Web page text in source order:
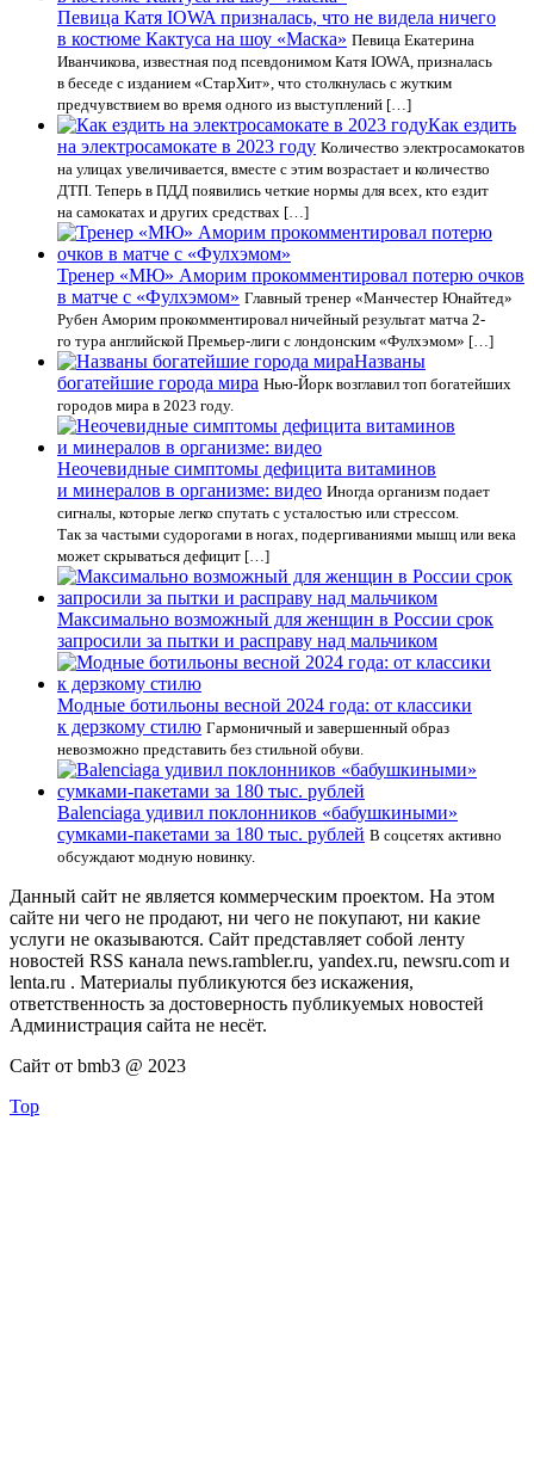
Певица Катя IOWA призналась, что не видела ничего
в костюме Кактуса на шоу «Маска» Певица Екатерина
Иванчикова, известная под псевдонимом Катя IOWA, призналась
в беседе с изданием «СтарХит», что столкнулась с жутким
предчувствием во время одного из выступлений […]
Как ездить
на электросамокате в 2023 году Количество электросамокатов
на улицах увеличивается, вместе с этим возрастает и количество
ДТП. Теперь в ПДД появились четкие нормы для всех, кто ездит
на самокатах и других средствах […]
Тренер «МЮ» Аморим прокомментировал потерю очков
в матче с «Фулхэмом» Главный тренер «Манчестер Юнайтед»
Рубен Аморим прокомментировал ничейный результат матча 2-
го тура английской Премьер-лиги с лондонским «Фулхэмом» […]
Названы
богатейшие города мира Нью-Йорк возглавил топ богатейших
городов мира в 2023 году.
Неочевидные симптомы дефицита витаминов
и минералов в организме: видео Иногда организм подает
сигналы, которые легко спутать с усталостью или стрессом.
Так за частыми судорогами в ногах, подергиваниями мышц или века
может скрываться дефицит […]
Максимально возможный для женщин в России срок
запросили за пытки и расправу над мальчиком
Модные ботильоны весной 2024 года: от классики
к дерзкому стилю Гармоничный и завершенный образ
невозможно представить без стильной обуви.
Balenciaga удивил поклонников «бабушкиными»
сумками-пакетами за 180 тыс. рублей В соцсетях активно
обсуждают модную новинку.
Данный сайт не является коммерческим проектом. На этом
сайте ни чего не продают, ни чего не покупают, ни какие
услуги не оказываются. Сайт представляет собой ленту
новостей RSS канала news.rambler.ru, yandex.ru, newsru.com и
lenta.ru . Материалы публикуются без искажения,
ответственность за достоверность публикуемых новостей
Администрация сайта не несёт.
Сайт от bmb3 @ 2023
Top